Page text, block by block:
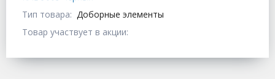
Тип товара: Доборные элементы
Товар участвует в акции: